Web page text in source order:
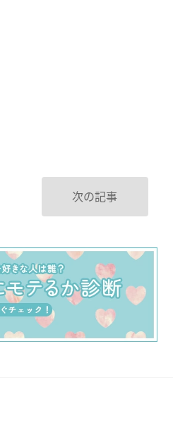
次の記事